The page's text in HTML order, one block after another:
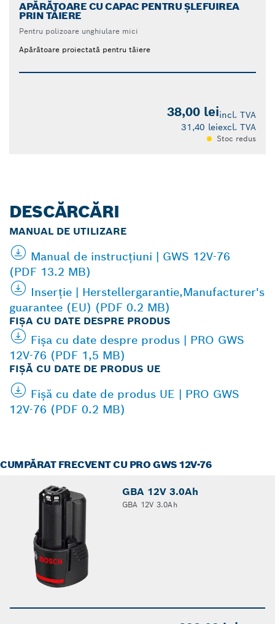
APĂRĂTOARE CU CAPAC PENTRU ȘLEFUIREA
PRIN TĂIERE
Pentru polizoare unghiulare mici
Apărătoare proiectată pentru tăiere
38,00 leiincl. TVA
31,40 leiexcl. TVA
Stoc redus
DESCĂRCĂRI
MANUAL DE UTILIZARE
Manual de instrucţiuni | GWS 12V-76
(PDF 13.2 MB)
Inserţie | Herstellergarantie,Manufacturer's
guarantee (EU) (PDF 0.2 MB)
FIŞA CU DATE DESPRE PRODUS
Fişa cu date despre produs | PRO GWS
12V-76 (PDF 1,5 MB)
FIȘĂ CU DATE DE PRODUS UE
Fișă cu date de produs UE | PRO GWS
12V-76 (PDF 0.2 MB)
CUMPĂRAT FRECVENT CU PRO GWS 12V-76
GBA 12V 3.0Ah
GBA 12V 3.0Ah